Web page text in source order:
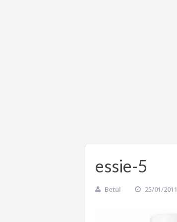
essie-5
Betül 25/01/2011